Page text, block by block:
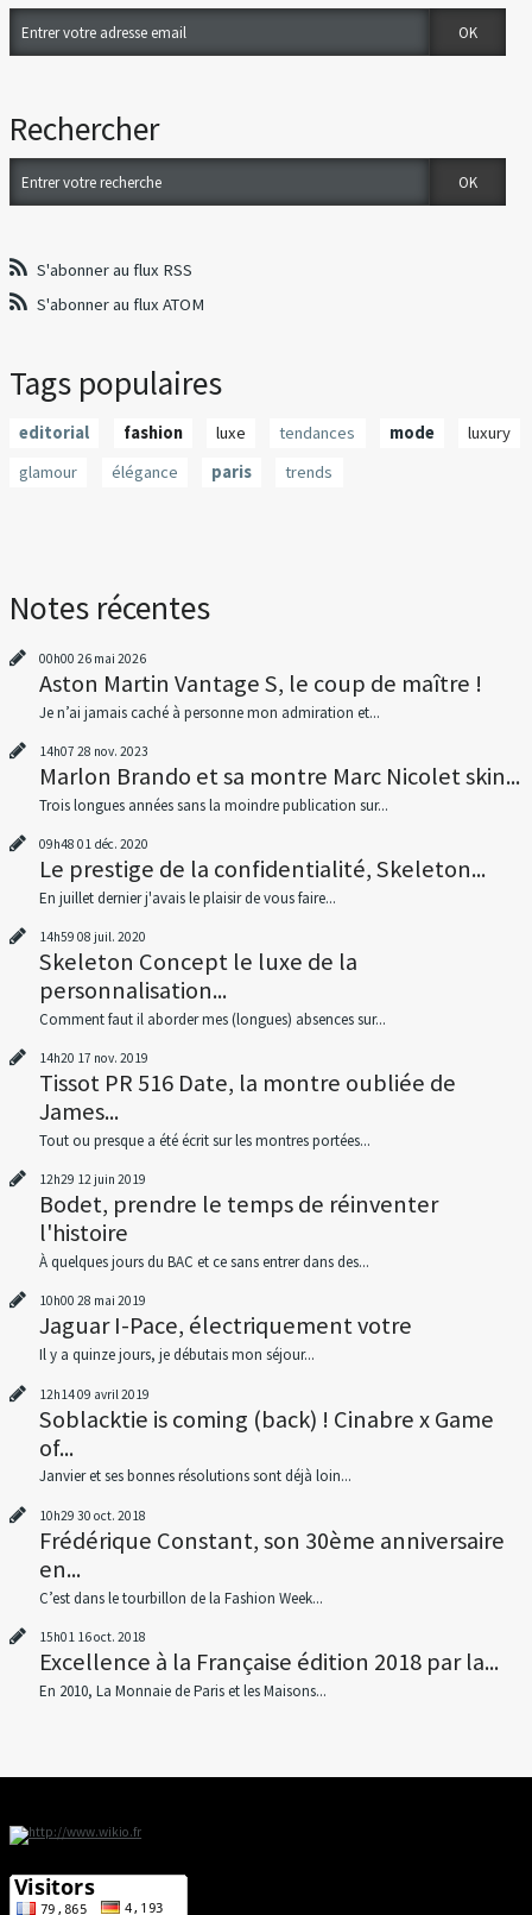
Rechercher
S'abonner au flux RSS
S'abonner au flux ATOM
Tags populaires
editorial fashion luxe tendances mode
luxury
glamour
élégance paris trends
Notes récentes
00h00 26 mai 2026
Aston Martin Vantage S, le coup de maître !
Je n’ai jamais caché à personne mon admiration et...
14h07 28 nov. 2023
Marlon Brando et sa montre Marc Nicolet skin...
Trois longues années sans la moindre publication sur...
09h48 01 déc. 2020
Le prestige de la confidentialité, Skeleton...
En juillet dernier j'avais le plaisir de vous faire...
14h59 08 juil. 2020
Skeleton Concept le luxe de la
personnalisation...
Comment faut il aborder mes (longues) absences sur...
14h20 17 nov. 2019
Tissot PR 516 Date, la montre oubliée de
James...
Tout ou presque a été écrit sur les montres portées...
12h29 12 juin 2019
Bodet, prendre le temps de réinventer
l'histoire
À quelques jours du BAC et ce sans entrer dans des...
10h00 28 mai 2019
Jaguar I-Pace, électriquement votre
Il y a quinze jours, je débutais mon séjour...
12h1409 avril 2019
Soblacktie is coming (back) ! Cinabre x Game
of...
Janvier et ses bonnes résolutions sont déjà loin...
10h29 30 oct. 2018
Frédérique Constant, son 30ème anniversaire
en...
C’est dans le tourbillon de la Fashion Week...
15h01 16oct. 2018
Excellence à la Française édition 2018 par la...
En 2010, La Monnaie de Paris et les Maisons...